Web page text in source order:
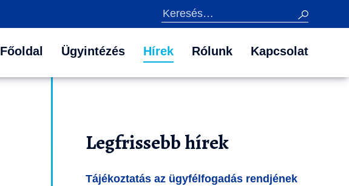
Keresés
Főoldal Ügyintézés Hírek Rólunk Kapcsolat
Legfrissebb hírek
Tájékoztatás az ügyfélfogadás rendjének